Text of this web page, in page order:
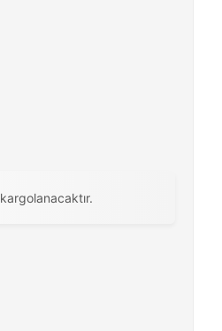
kargolanacaktır.